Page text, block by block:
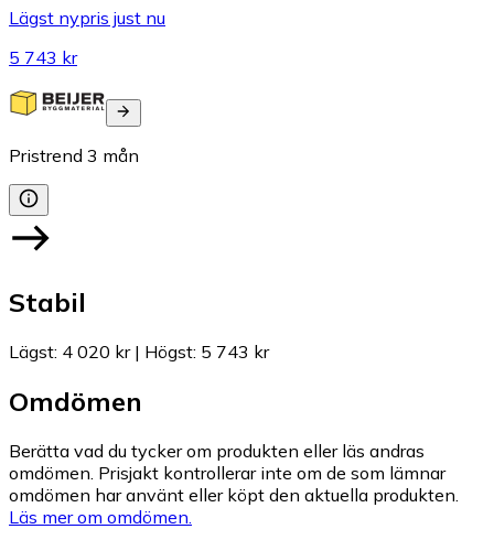
Lägst nypris just nu
5 743 kr
Pristrend 3 mån
Stabil
Lägst: 4 020 kr| Högst: 5 743 kr
Omdömen
Berätta vad du tycker om produkten eller läs andras
omdömen. Prisjakt kontrollerar inte om de som lämnar
omdömen har använt eller köpt den aktuella produkten.
Läs mer om omdömen.